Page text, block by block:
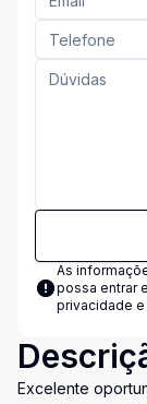
As
possa entrar
privacidade
Excelente